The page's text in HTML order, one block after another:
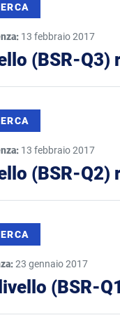
13 febbraio 2017
(BSR-Q3)
13 febbraio 2017
(BSR-Q2)
23 gennaio 2017
(BSR-